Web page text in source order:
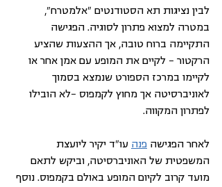
לבין נציגות תא הסטודנטים "אלמטרח״,
במטרה למצוא פתרון לסוגיה. הפגישה
התקיימה ברוח טובה, אך ההצעות שהציע
הרקטור – לקיים את המופע עם אמן אחר או
לקיימו במרכז הספורט שנמצא בסמוך
לאוניברסיטה אך מחוץ לקמפוס –לא הובילו
לפתרון המקווה.
לאחר הפגישה פנה עו"ד יקיר ליועצת
המשפטית של האוניברסיטה, וביקש לתאם
מועד קרוב לקיום המופע באולם בקמפוס. נוסף